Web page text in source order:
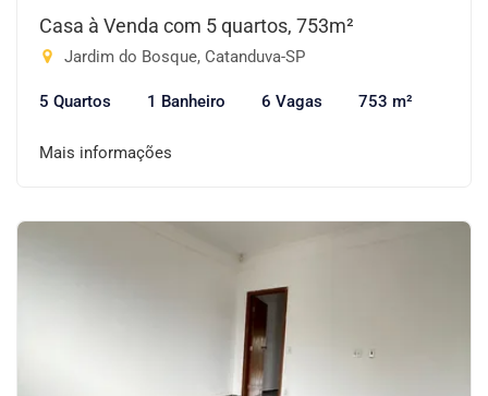
Casa à Venda com 5 quartos, 753m²
Jardim do Bosque, Catanduva-SP
5 Quartos 1 Banheiro 6 Vagas 753 m²
Mais informações